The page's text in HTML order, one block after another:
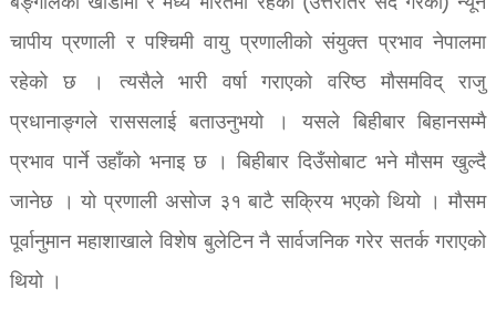
चापीय प्रणाली र पश्चिमी वायु प्रणालीको संयुक्त प्रभाव नेपालमा
रहेको छ । त्यसैले भारी वर्षा गराएको वरिष्ठ मौसमविद् राजु
प्रधानाङ्गले राससलाई बताउनुभयो । यसले बिहीबार बिहानसम्मै
प्रभाव पार्ने उहाँको भनाइ छ । बिहीबार दिउँसोबाट भने मौसम खुल्दै
जानेछ । यो प्रणाली असोज ३१ बाटै सक्रिय भएको थियो । मौसम
पूर्वानुमान महाशाखाले विशेष बुलेटिन नै सार्वजनिक गरेर सतर्क गराएको
थियो ।